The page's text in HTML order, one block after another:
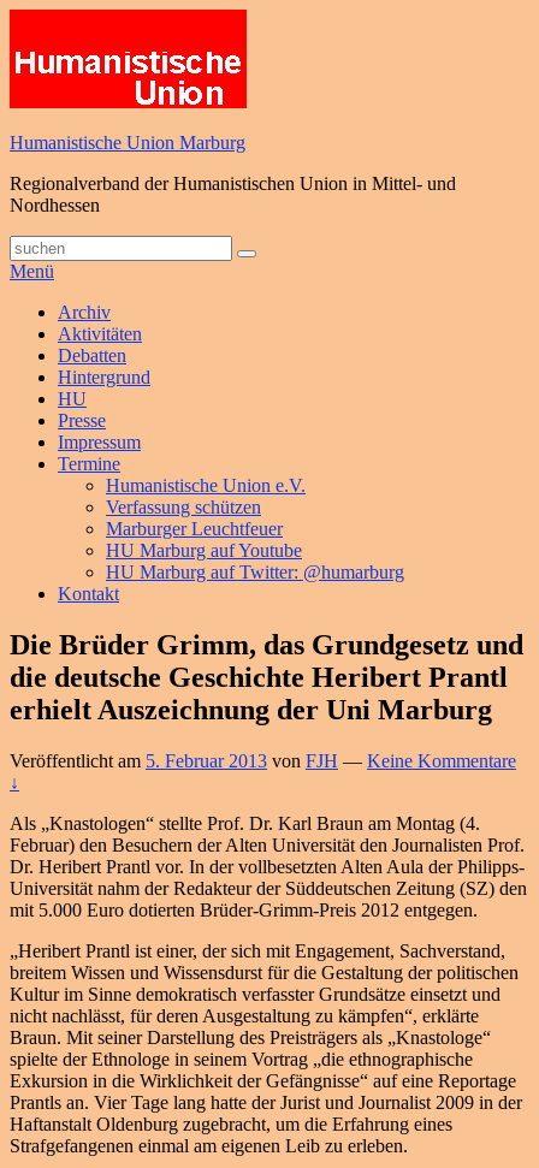
springen
Humanistische Union Marburg
Regionalverband der Humanistischen Union in Mittel- und
Nordhessen
Suche
nach:
Suchen
Menü
Primäres
Menü
Archiv
Aktivitäten
Debatten
Hintergrund
HU
Presse
Impressum
Termine
Humanistische Union e.V.
Verfassung schützen
Marburger Leuchtfeuer
HU Marburg auf Youtube
HU Marburg auf Twitter: @humarburg
Kontakt
Die Brüder Grimm, das Grundgesetz und
die deutsche Geschichte Heribert Prantl
erhielt Auszeichnung der Uni Marburg
Veröffentlicht am 5. Februar 2013 von FJH — Keine Kommentare
↓
Als „Knastologen“ stellte Prof. Dr. Karl Braun am Montag (4.
Februar) den Besuchern der Alten Universität den Journalisten Prof.
Dr. Heribert Prantl vor. In der vollbesetzten Alten Aula der Philipps-
Universität nahm der Redakteur der Süddeutschen Zeitung (SZ) den
mit 5.000 Euro dotierten Brüder-Grimm-Preis 2012 entgegen.
„Heribert Prantl ist einer, der sich mit Engagement, Sachverstand,
breitem Wissen und Wissensdurst für die Gestaltung der politischen
Kultur im Sinne demokratisch verfasster Grundsätze einsetzt und
nicht nachlässt, für deren Ausgestaltung zu kämpfen“, erklärte
Braun. Mit seiner Darstellung des Preisträgers als „Knastologe“
spielte der Ethnologe in seinem Vortrag „die ethnographische
Exkursion in die Wirklichkeit der Gefängnisse“ auf eine Reportage
Prantls an. Vier Tage lang hatte der Jurist und Journalist 2009 in der
Haftanstalt Oldenburg zugebracht, um die Erfahrung eines
Strafgefangenen einmal am eigenen Leib zu erleben.